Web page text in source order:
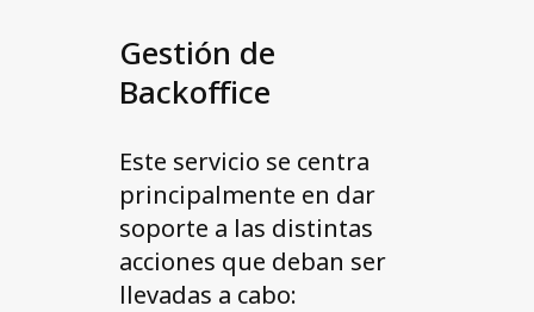
Gestión de
Backoffice
Este servicio se centra
principalmente en dar
soporte a las distintas
acciones que deban ser
llevadas a cabo: